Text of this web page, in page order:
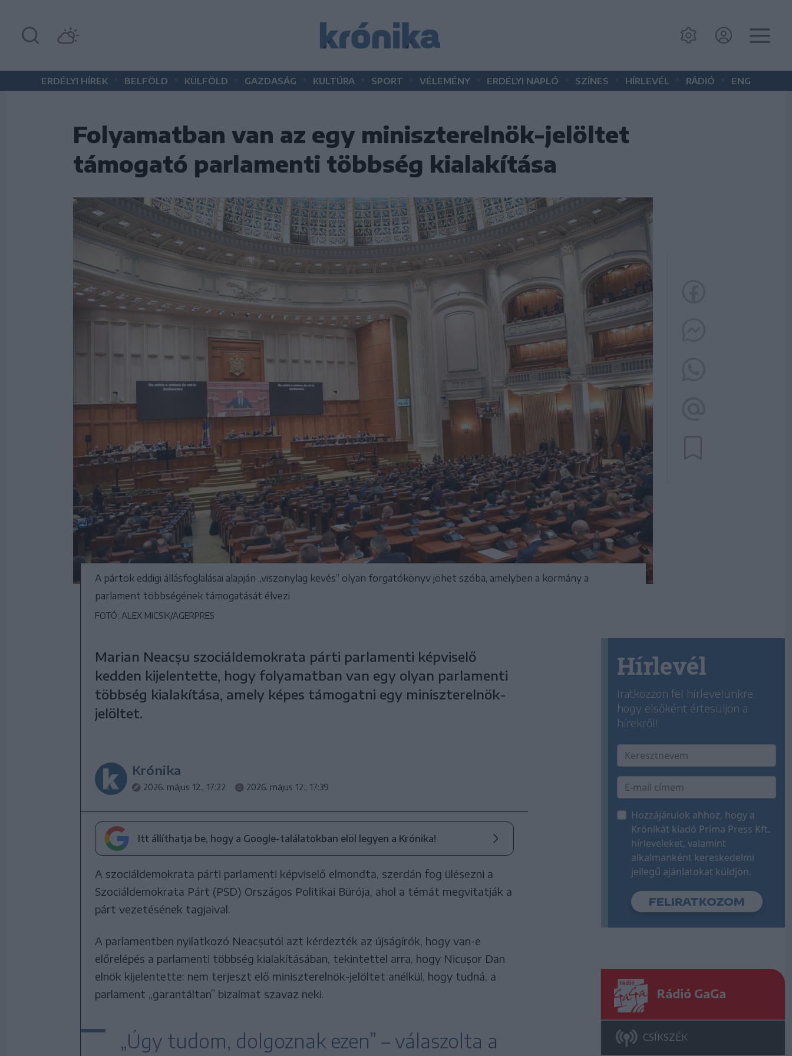
ERDÉLYI HÍREK BELFÖLD KÜLFÖLD GAZDASÁG KULTÚRA SPORT VÉLEMÉNY ERDÉLYI NAPLÓ SZÍNES HÍRLEVÉL RÁDIÓ ENG
Folyamatban van az egy miniszterelnök-jelöltet
támogató parlamenti többség kialakítása
A pártok eddigi állásfoglalásai alapján „viszonylag kevés” olyan forgatókönyv jöhet szóba, amelyben a kormány a
parlament többségének támogatását élvezi
FOTÓ: ALEX MICSIK/AGERPRES
Marian Neacșu szociáldemokrata párti parlamenti képviselő
kedden kijelentette, hogy folyamatban van egy olyan parlamenti
többség kialakítása, amely képes támogatni egy miniszterelnök-
jelöltet.
Krónika
2026. május 12., 17:22 2026. május 12., 17:39
Itt állíthatja be, hogy a Google-találatokban elöl legyen a Krónika!
A szociáldemokrata párti parlamenti képviselő elmondta, szerdán fog ülésezni a
Szociáldemokrata Párt (PSD) Országos Politikai Bürója, ahol a témát megvitatják a
párt vezetésének tagjaival.
A parlamentben nyilatkozó Neacșutól azt kérdezték az újságírók, hogy van-e
előrelépés a parlamenti többség kialakításában, tekintettel arra, hogy Nicușor Dan
elnök kijelentette: nem terjeszt elő miniszterelnök-jelöltet anélkül, hogy tudná, a
parlament „garantáltan” bizalmat szavaz neki.
„Úgy tudom, dolgoznak ezen” – válaszolta a
Hírlevél
Iratkozzon fel hírlevelünkre,
hogy elsőként értesüljön a
hírekről!
Hozzájárulok ahhoz, hogy a
Krónikát kiadó Príma Press Kft.
hírleveleket, valamint
alkalmanként kereskedelmi
jellegű ajánlatokat küldjön.
Rádió GaGa
CSÍKSZÉK